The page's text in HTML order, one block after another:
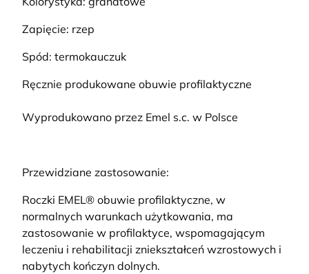
Zapięcie: rzep
Spód: termokauczuk
Ręcznie produkowane obuwie profilaktyczne
Wyprodukowano przez Emel s.c. w Polsce
Przewidziane zastosowanie:
Roczki EMEL® obuwie profilaktyczne, w
normalnych warunkach użytkowania, ma
zastosowanie w profilaktyce, wspomagającym
leczeniu i rehabilitacji zniekształceń wzrostowych i
nabytych kończyn dolnych.